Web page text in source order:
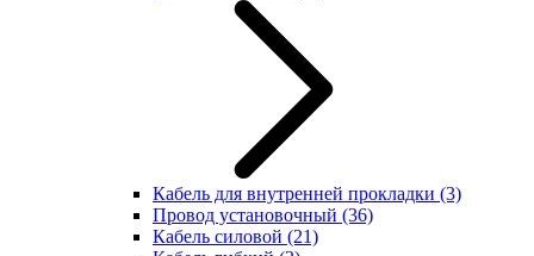
Кабель для внутренней прокладки (3)
Провод установочный (36)
Кабель силовой (21)